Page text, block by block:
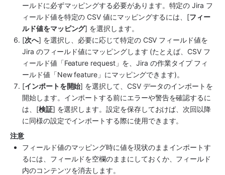
ールドに必ずマッピングする必要があります。特定の Jira フ
ィールド値を特定の CSV 値にマッピングするには、[フィー
ルド値をマッピング] を選択します。
[次へ] を選択し、必要に応じて特定の CSV フィールド値を
Jira のフィールド値にマッピングします (たとえば、CSV フ
ィールド値「Feature request」を、Jira の作業タイプ フィ
ールド値「New feature」にマッピングできます)。
[インポートを開始] を選択して、CSV データのインポートを
開始します。インポートする前にエラーや警告を確認するに
は、[検証] を選択します。設定を保存しておけば、次回以降
に同様の設定でインポートする際に使用できます。
注意
フィールド値のマッピング時に値を現状のままインポートす
るには、フィールドを空欄のままにしておくか、フィールド
内のコンテンツを消去します。